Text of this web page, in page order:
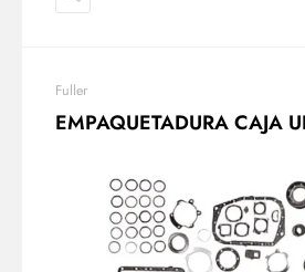
Fuller
EMPAQUETADURA CAJA